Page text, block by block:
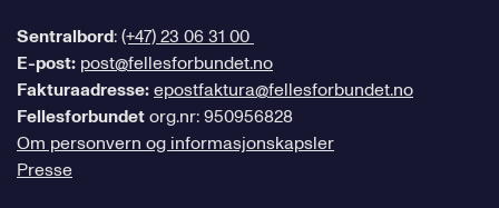
Sentralbord:(+47) 23 06 31 00
E-post: post@fellesforbundet.no
Fakturaadresse:epostfaktura@fellesforbundet.no
Fellesforbundetorg.nr: 950956828
Om personvern og informasjonskapsler
Presse